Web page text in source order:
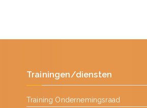
Trainingen/diensten
Training Ondernemingsraad